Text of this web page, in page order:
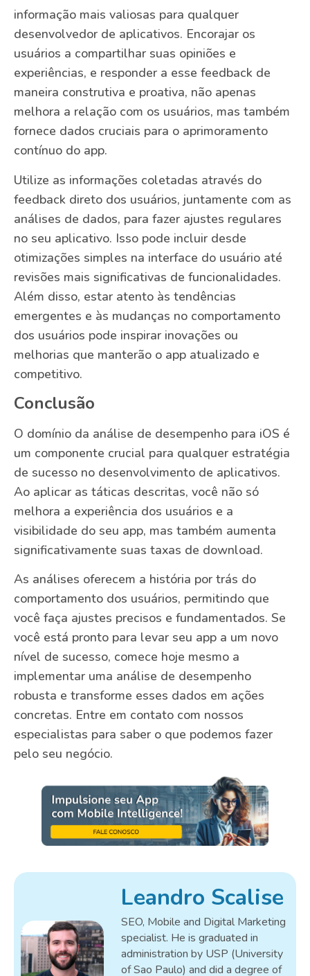
informação mais valiosas para qualquer
desenvolvedor de aplicativos. Encorajar os
usuários a compartilhar suas opiniões e
experiências, e responder a esse feedback de
maneira construtiva e proativa, não apenas
melhora a relação com os usuários, mas também
fornece dados cruciais para o aprimoramento
contínuo do app.
Utilize as informações coletadas através do
feedback direto dos usuários, juntamente com as
análises de dados, para fazer ajustes regulares
no seu aplicativo. Isso pode incluir desde
otimizações simples na interface do usuário até
revisões mais significativas de funcionalidades.
Além disso, estar atento às tendências
emergentes e às mudanças no comportamento
dos usuários pode inspirar inovações ou
melhorias que manterão o app atualizado e
competitivo.
Conclusão
O domínio da análise de desempenho para iOS é
um componente crucial para qualquer estratégia
de sucesso no desenvolvimento de aplicativos.
Ao aplicar as táticas descritas, você não só
melhora a experiência dos usuários e a
visibilidade do seu app, mas também aumenta
significativamente suas taxas de download.
As análises oferecem a história por trás do
comportamento dos usuários, permitindo que
você faça ajustes precisos e fundamentados. Se
você está pronto para levar seu app a um novo
nível de sucesso, comece hoje mesmo a
implementar uma análise de desempenho
robusta e transforme esses dados em ações
concretas. Entre em contato com nossos
especialistas para saber o que podemos fazer
pelo seu negócio.
Leandro Scalise
SEO, Mobile and Digital Marketing
specialist. He is graduated in
administration by USP (University
of Sao Paulo) and did a degree of